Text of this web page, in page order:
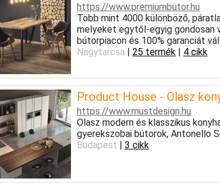
https://www.premiumbutor.hu
Több mint 4000 különböző,
melyeket egytől-egyig gondosan
bútorpiacon és 100% garanciát
Nagytarcsa | 25 termék| 4 cikk
Product House - Olasz
https://www.mustdesign.hu
Olasz modern és klasszikus
gyerekszobai bútorok, Antonello
Budapest | 3 cikk